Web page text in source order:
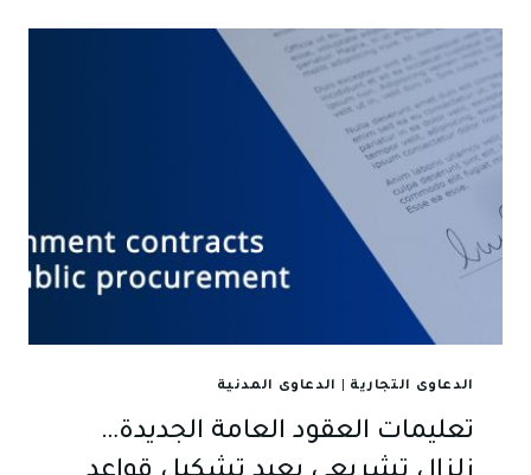
معبّراً
عن
المضمون…
قراءة
قانونية
“تشكيلات
العقود”
والتخصيص
في
الدعاوى التجارية الدعاوى المدنية
تعليمات العقود العامة الجديدة…